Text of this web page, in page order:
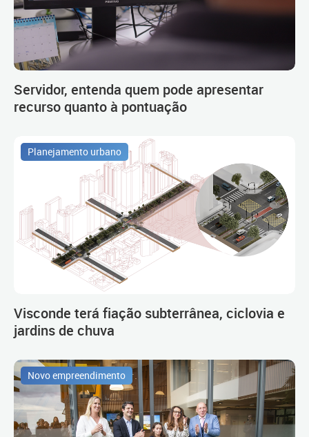
Servidor, entenda quem pode apresentar
recurso quanto à pontuação
Planejamento urbano
Visconde terá fiação subterrânea, ciclovia e
jardins de chuva
Novo empreendimento